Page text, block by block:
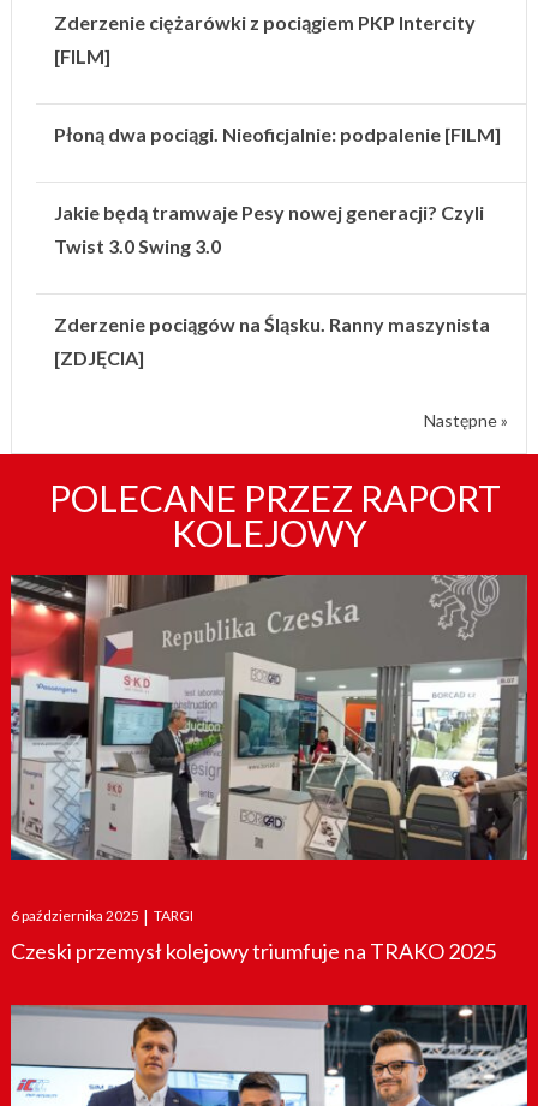
Zderzenie ciężarówki z pociągiem PKP Intercity
[FILM]
Płoną dwa pociągi. Nieoficjalnie: podpalenie [FILM]
Jakie będą tramwaje Pesy nowej generacji? Czyli
Twist 3.0 Swing 3.0
Zderzenie pociągów na Śląsku. Ranny maszynista
[ZDJĘCIA]
Następne »
POLECANE PRZEZ RAPORT
KOLEJOWY
Posted
on
6 października 2025 | TARGI
Czeski przemysł kolejowy triumfuje na TRAKO 2025